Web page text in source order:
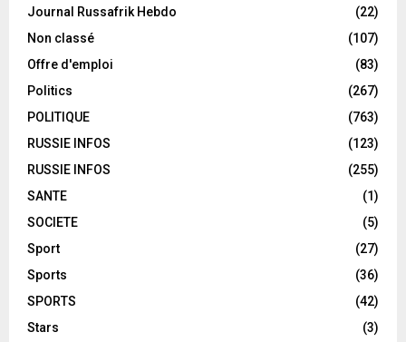
Journal Russafrik Hebdo
(22)
Non classé
(107)
Offre d'emploi
(83)
Politics
(267)
POLITIQUE
(763)
RUSSIE INFOS
(123)
RUSSIE INFOS
(255)
SANTE
(1)
SOCIETE
(5)
Sport
(27)
Sports
(36)
SPORTS
(42)
Stars
(3)